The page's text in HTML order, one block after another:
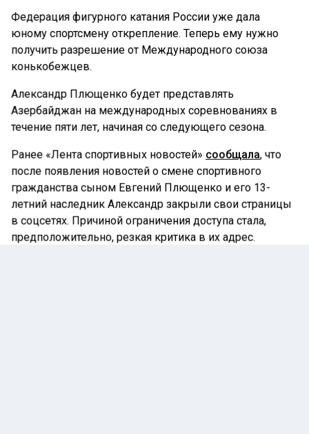
Федерация фигурного катания России уже дала
юному спортсмену открепление. Теперь ему нужно
получить разрешение от Международного союза
конькобежцев.
Александр Плющенко будет представлять
Азербайджан на международных соревнованиях в
течение пяти лет, начиная со следующего сезона.
Ранее «Лента спортивных новостей» сообщала, что
после появления новостей о смене спортивного
гражданства сыном Евгений Плющенко и его 13-
летний наследник Александр закрыли свои страницы
в соцсетях. Причиной ограничения доступа стала,
предположительно, резкая критика в их адрес.